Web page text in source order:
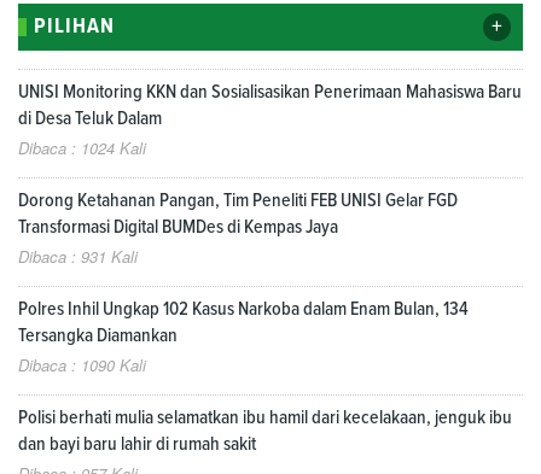
PILIHAN +
UNISI Monitoring KKN dan Sosialisasikan Penerimaan Mahasiswa Baru
di Desa Teluk Dalam
Dibaca : 1024 Kali
Dorong Ketahanan Pangan, Tim Peneliti FEB UNISI Gelar FGD
Transformasi Digital BUMDes di Kempas Jaya
Dibaca : 931 Kali
Polres Inhil Ungkap 102 Kasus Narkoba dalam Enam Bulan, 134
Tersangka Diamankan
Dibaca : 1090 Kali
Polisi berhati mulia selamatkan ibu hamil dari kecelakaan, jenguk ibu
dan bayi baru lahir di rumah sakit